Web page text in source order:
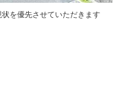
を優先させていただきます